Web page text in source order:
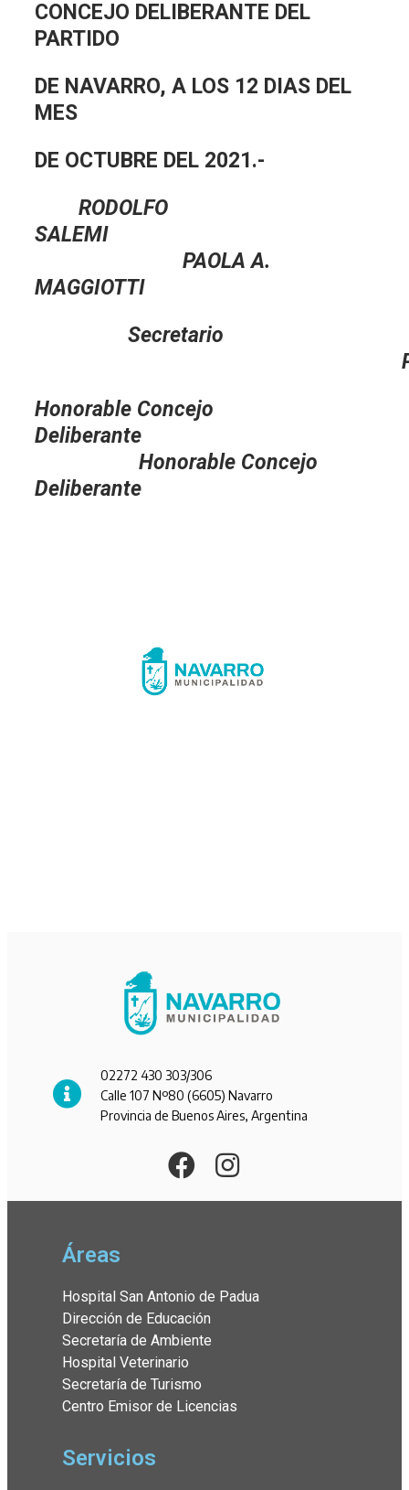
CONCEJO DELIBERANTE DEL
PARTIDO
DE NAVARRO, A LOS 12 DIAS DEL
MES
DE OCTUBRE DEL 2021.-
RODOLFO
SALEMI
PAOLA A.
MAGGIOTTI
Secretario
Honorable Concejo
Deliberante
Honorable Concejo
Deliberante
02272 430 303/306
Calle 107 Nº80 (6605) Navarro
Provincia de Buenos Aires, Argentina
Áreas
Hospital San Antonio de Padua
Dirección de Educación
Secretaría de Ambiente
Hospital Veterinario
Secretaría de Turismo
Centro Emisor de Licencias
Servicios